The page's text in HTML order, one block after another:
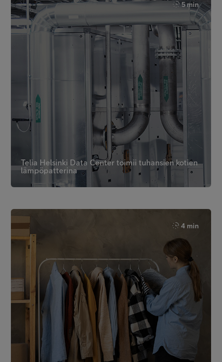
5 min
Telia Helsinki Data Center toimii tuhansien kotien
lämpöpatterina
4 min